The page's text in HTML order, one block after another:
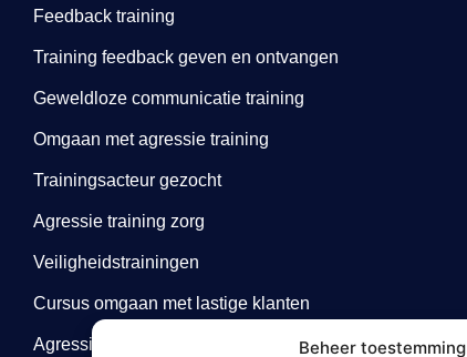
Beheer toestemming
Feedback training
Training feedback geven en ontvangen
Geweldloze communicatie training
Omgaan met agressie training
Trainingsacteur gezocht
Agressie training zorg
Veiligheidstrainingen
Cursus omgaan met lastige klanten
Agressie cursus